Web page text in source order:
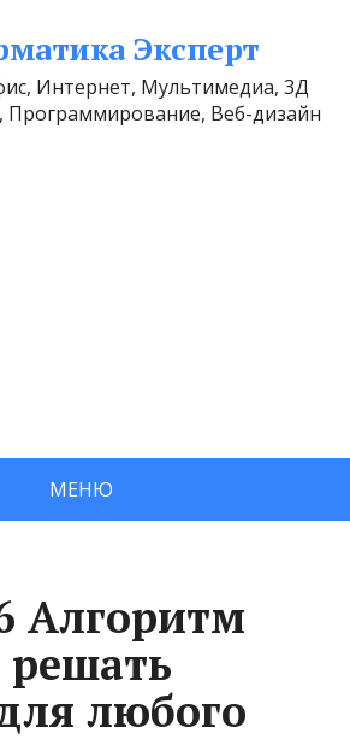
Эксперт
Интернет, Мультимедиа, 3Д
Веб-дизайн
МЕНЮ
Алгоритм
любого